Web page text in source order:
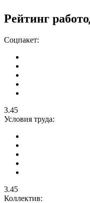
Рейтинг
Соцпакет:
3.45
Условия труда:
3.45
Коллектив: